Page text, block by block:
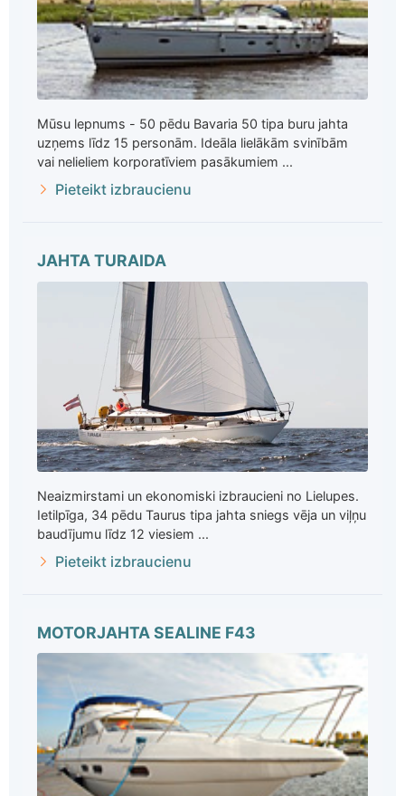
Mūsu lepnums - 50 pēdu Bavaria 50 tipa buru jahta
uzņems līdz 15 personām. Ideāla lielākām svinībām
vai nelieliem korporatīviem pasākumiem ...
Pieteikt izbraucienu
JAHTA TURAIDA
Neaizmirstami un ekonomiski izbraucieni no Lielupes.
Ietilpīga, 34 pēdu Taurus tipa jahta sniegs vēja un viļņu
baudījumu līdz 12 viesiem ...
Pieteikt izbraucienu
MOTORJAHTA SEALINE F43